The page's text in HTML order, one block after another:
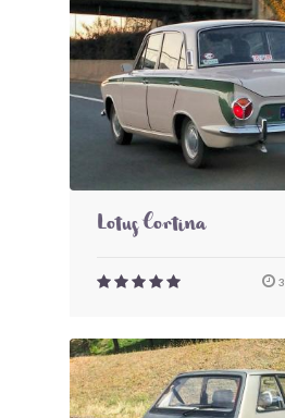
Lotus Cortina